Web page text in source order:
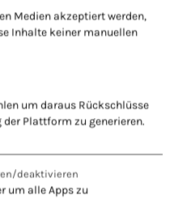
Medien akzeptiert werden,
Inhalte keiner manuellen
um daraus Rückschlüsse
Plattform zu generieren.
deaktivieren
um alle Apps zu